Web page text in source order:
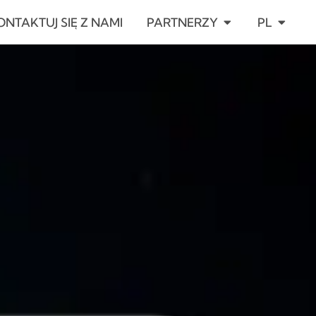
SIĘ Z NAMI PARTNERZY OPEN PL OPEN